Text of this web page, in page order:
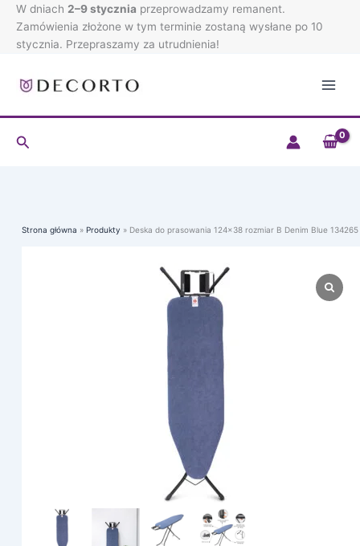
Przejdź
treści
W dniach 2–9 stycznia przeprowadzamy remanent.
Zamówienia złożone w tym terminie zostaną wysłane po 10
stycznia. Przepraszamy za utrudnienia!
Szukaj
Strona główna Produkty Deska do prasowania 124×38 rozmiar B Denim Blue 134265